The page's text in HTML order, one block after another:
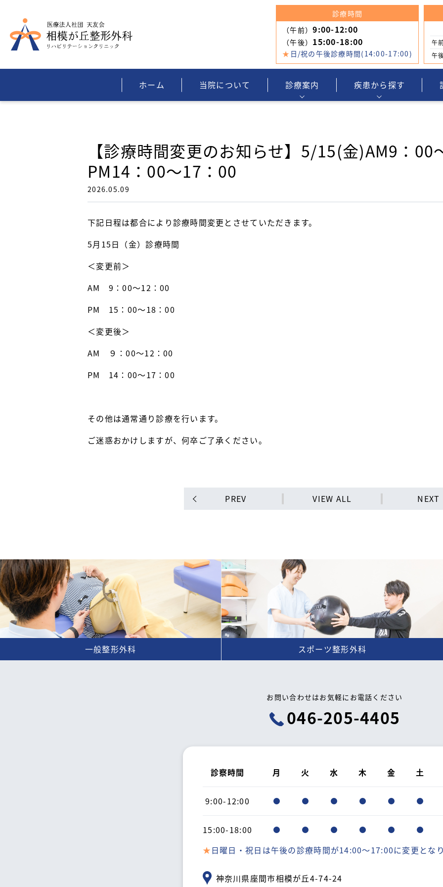
診療時間
（午前）9:00-12:00
（午後） 15:00-18:00
★ 日/祝の午後診療時間(14:00-17:00)
午
午
ホーム 当院について 診療案内 疾患から探す
【診療時間変更のお知らせ】5/15(金)AM9：00
PM14：00〜17：00
2026.05.09
下記日程は都合により診療時間変更とさせていただきます。
5月15日（金）診療時間
＜変更前＞
AM 9：00〜12：00
PM 15：00〜18：00
＜変更後＞
AM ９：00〜12：00
PM 14：00〜17：00
その他は通常通り診療を行います。
ご迷惑おかけしますが、何卒ご了承ください。
PREV VIEW ALL NEXT
一般整形外科 スポーツ整形外科
お問い合わせはお気軽に お電話ください
046-205-4405
診察時間 月 火 水 木 金 土
9:00-12:00
15:00-18:00
★日曜日・祝日は午後の診療時間が14:00〜17:00に変更とな
神奈川県座間市相模が丘4-74-24